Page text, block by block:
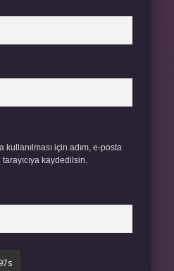
kullanılması için adım, e-posta
kaydedilsin.